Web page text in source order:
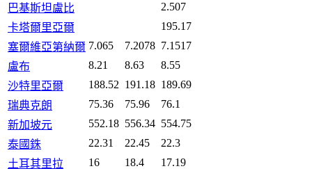
巴基斯坦盧比
2.507
卡塔爾里亞爾
195.17
塞爾維亞第納爾 7.065 7.2078 7.1517
盧布
8.21 8.63
8.55
沙特里亞爾
188.52 191.18 189.69
瑞典克朗
75.36 75.96
76.1
新加坡元
552.18 556.34 554.75
泰國銖
22.31 22.45
22.3
土耳其里拉
16 18.4
17.19